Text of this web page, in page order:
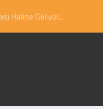
Haline Geliyor...